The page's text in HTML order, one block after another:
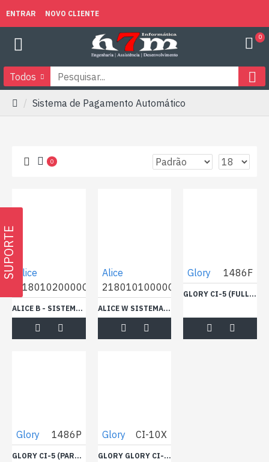
SUPORTE
ENTRAR NOVO CLIENTE
0
Todos
Sistema de Pagamento Automático
0
Alice
21801020000C
ALICE B - SISTEMA DE PAGAMENTO AUTOMÁTICO
Alice
21801010000C
ALICE W SISTEMA DE PAGAMENTO AUTOMÁTICO
Glory 1486F
GLORY CI-5 (FULL SERVICE)
Glory 1486P
GLORY CI-5 (PARTS ONLY)
Glory CI-10X
GLORY GLORY CI-10X